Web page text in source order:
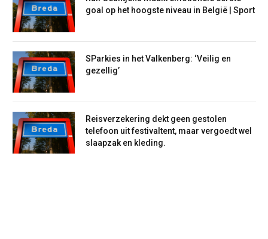
goal op het hoogste niveau in België | Sport
SParkies in het Valkenberg: ‘Veilig en
gezellig’
Reisverzekering dekt geen gestolen
telefoon uit festivaltent, maar vergoedt wel
slaapzak en kleding.